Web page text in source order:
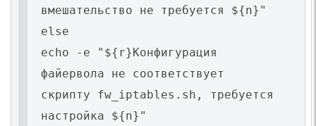
вмешательство не требуется ${n}"
else
echo -e "${r}Конфигурация
файервола не соответствует
скрипту fw_iptables.sh, требуется
настройка ${n}"